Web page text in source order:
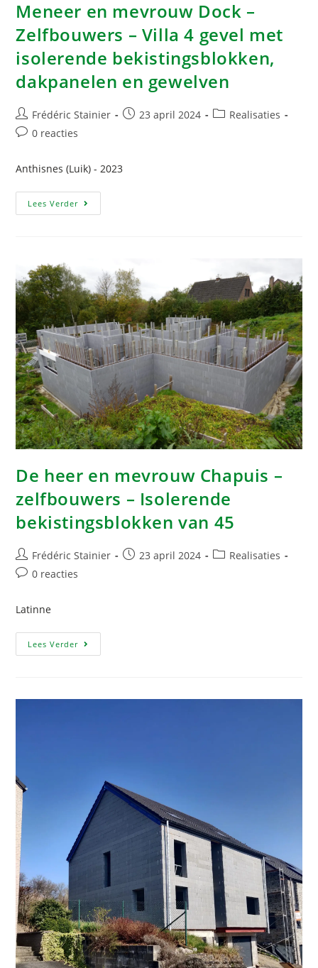
Meneer en mevrouw Dock –
Zelfbouwers – Villa 4 gevel met
isolerende bekistingsblokken,
dakpanelen en gewelven
Frédéric Stainier 23 april 2024
Realisaties
0 reacties
Anthisnes (Luik) - 2023
Lees Verder
De heer en mevrouw Chapuis –
zelfbouwers – Isolerende
bekistingsblokken van 45
Frédéric Stainier 23 april 2024
Realisaties
0 reacties
Latinne
Lees Verder